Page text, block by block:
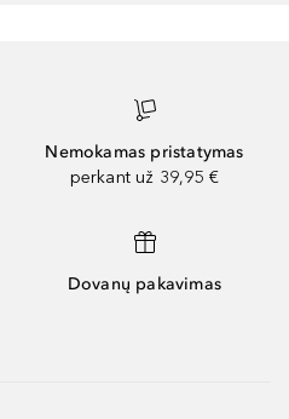
Nemokamas pristatymas
perkant už 39,95 €
Dovanų pakavimas